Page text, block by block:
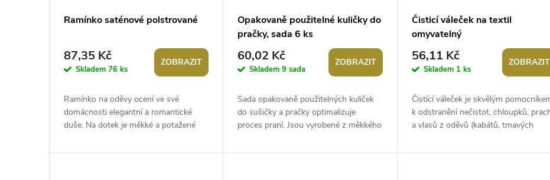
k
Ramínko saténové polstrované
87,35 Kč
Skladem 76 ks
ZOBRAZIT
Ramínko na oděvy ocení ve své
domácnosti elegantní a romantické
duše. Na dotek je měkké a potažené
na svatební...
Opakovaně použitelné kuličky do
pračky, sada 6 ks
60,02 Kč
Skladem9 sada
ZOBRAZIT
Sada opakovaně použitelných kuliček
do sušičky a pračky optimalizuje
proces praní. Jsou vyrobené z měkkého
zaoblených...
Čisticí váleček na textil
omyvatelný
56,11 Kč
Skladem 1 ks
ZOBRAZIT
Čistící váleček je skvělým
k odstranění nečistot, chloupků,
a vlasů z oděvů (kabátů, tmavých